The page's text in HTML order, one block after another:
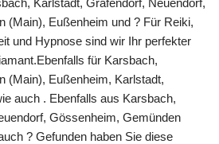
Karlstadt, Gräfendorf, Neuendorf,
(Main), Eußenheim und ? Für Reiki,
und Hypnose sind wir Ihr perfekter
für Karsbach,
(Main), Eußenheim, Karlstadt,
auch . Ebenfalls aus Karsbach,
Gössenheim, Gemünden
? Gefunden haben Sie diese